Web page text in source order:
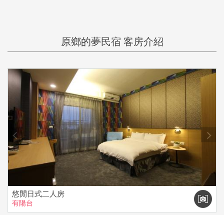
原鄉的夢民宿 客房介紹
prev next
悠閒日式二人房
有陽台